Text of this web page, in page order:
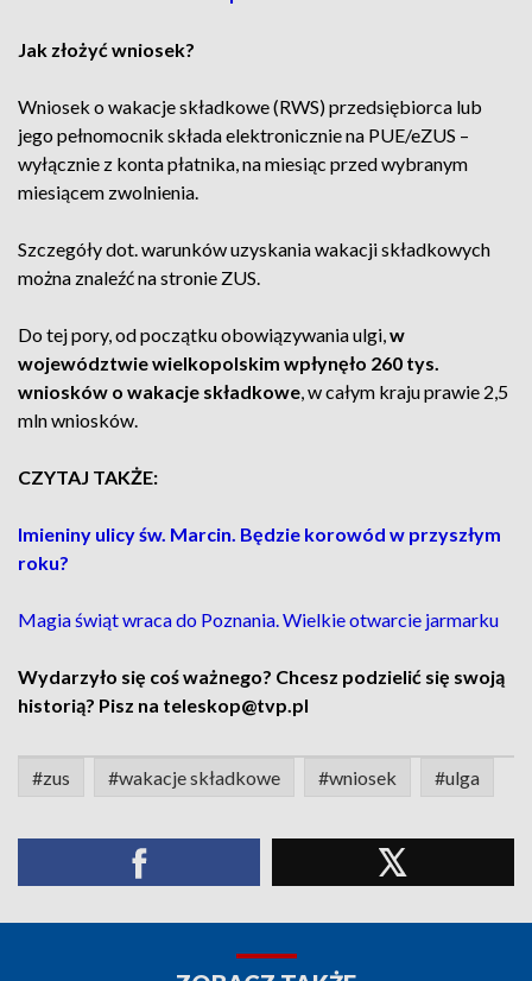
Jak złożyć wniosek?
Wniosek o wakacje składkowe (RWS) przedsiębiorca lub
jego pełnomocnik składa elektronicznie na PUE/eZUS –
wyłącznie z konta płatnika, na miesiąc przed wybranym
miesiącem zwolnienia.
Szczegóły dot. warunków uzyskania wakacji składkowych
można znaleźć na stronie ZUS.
Do tej pory, od początku obowiązywania ulgi,w
województwie wielkopolskim wpłynęło 260 tys.
wniosków o wakacje składkowe, w całym kraju prawie 2,5
mln wniosków.
CZYTAJ TAKŻE:
Imieniny ulicy św. Marcin. Będzie korowód w przyszłym
roku?
Magia świąt wraca do Poznania. Wielkie otwarcie jarmarku
Wydarzyło się coś ważnego? Chcesz podzielić się swoją
historią? Pisz na teleskop@tvp.pl
#zus #wakacje składkowe #wniosek #ulga